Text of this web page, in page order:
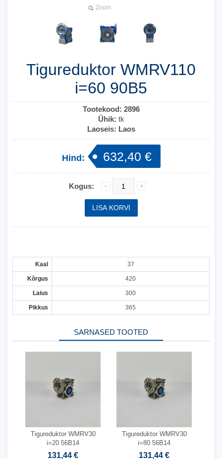
Zoom
Tigureduktor WMRV110
i=60 90B5
Tootekood: 2896
Ühik: tk
Laoseis: Laos
Hind: 632,40 €
Kogus:
Kaal 37
Kõrgus 420
Laius 300
Pikkus 365
SARNASED TOOTED
Tigureduktor WMRV30
i=20 56B14
131,44 €
Tigureduktor WMRV30
i=80 56B14
131,44 €